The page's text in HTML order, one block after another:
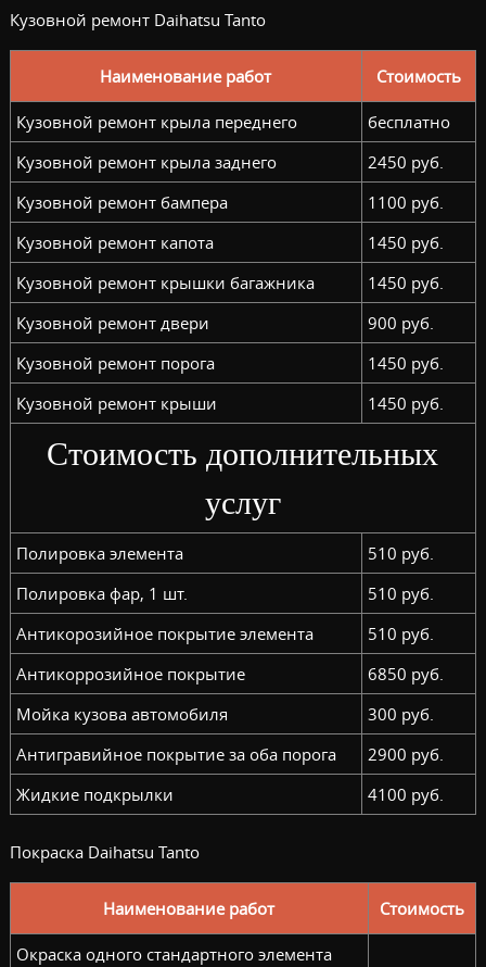
Кузовной ремонт Daihatsu Tanto
Наименование работ Стоимость
Кузовной ремонт крыла переднего
бесплатно
Кузовной ремонт крыла заднего
2450 руб.
Кузовной ремонт бампера
1100 руб.
Кузовной ремонт капота
1450 руб.
Кузовной ремонт крышки багажника
1450 руб.
Кузовной ремонт двери
900 руб.
Кузовной ремонт порога
1450 руб.
Кузовной ремонт крыши
1450 руб.
Стоимость дополнительных
услуг
Полировка элемента
510 руб.
Полировка фар, 1 шт.
510 руб.
Антикорозийное покрытие элемента
510 руб.
Антикоррозийное покрытие
6850 руб.
Мойка кузова автомобиля
300 руб.
Антигравийное покрытие за оба порога
2900 руб.
Жидкие подкрылки
4100 руб.
Покраска Daihatsu Tanto
Наименование работ Стоимость
Окраска одного стандартного элемента